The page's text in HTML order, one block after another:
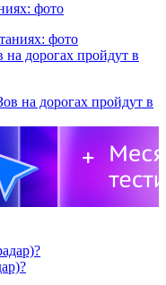
фото
дорогах пройдут в